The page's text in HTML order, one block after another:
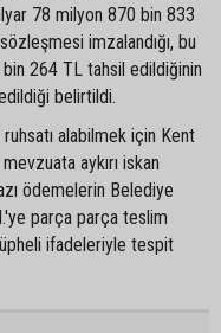
78 milyon 870 bin 833
imzalandığı, bu
264 TL tahsil edildiğinin
belirtildi.
alabilmek için Kent
aykırı iskan
ödemelerin Belediye
parça parça teslim
ifadeleriyle tespit